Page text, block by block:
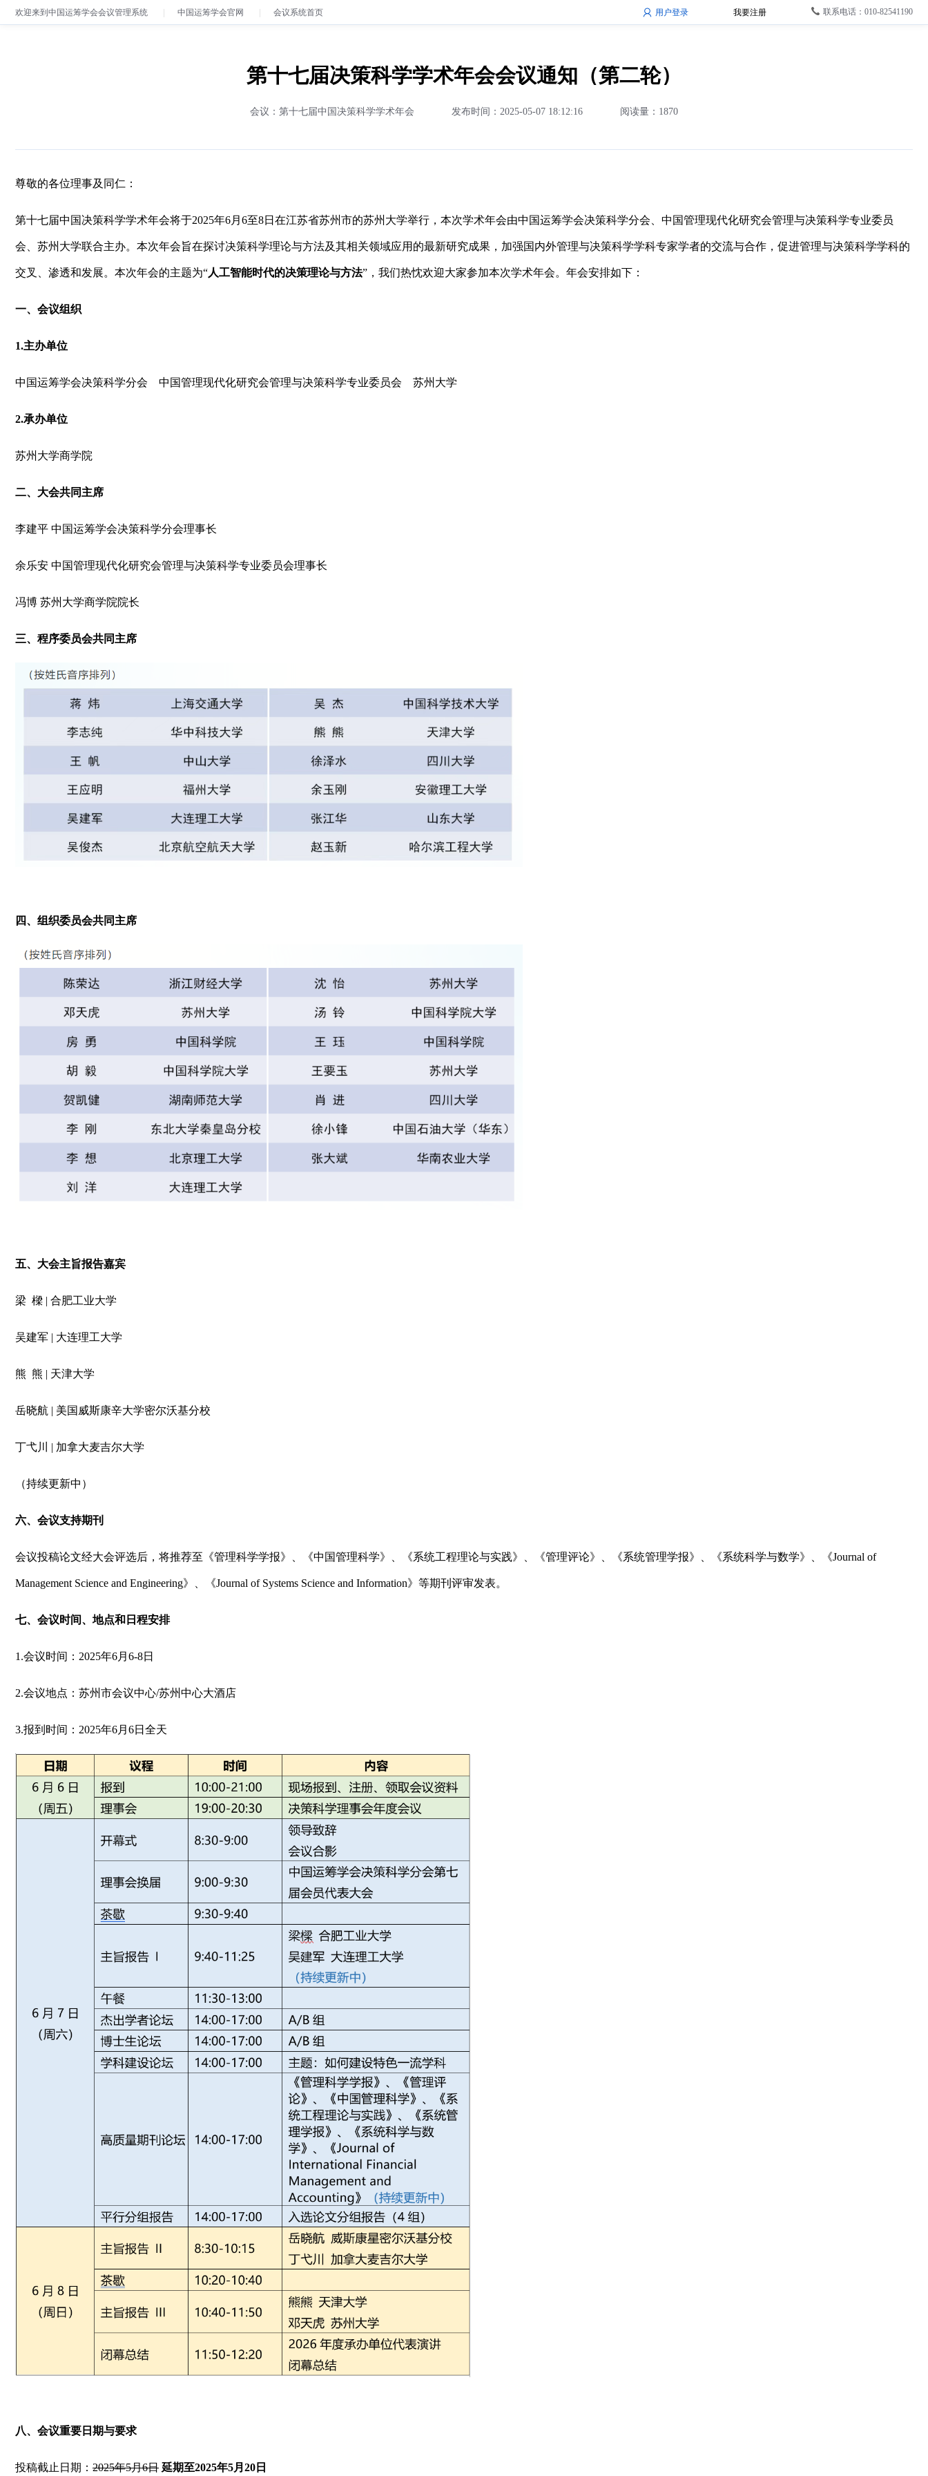
欢迎来到中国运筹学会会议管理系统 中国运筹学会官网 会议系统首页 用户登录 我要注册 联系电话：010-82541190
第十七届决策科学学术年会会议通知（第二轮）
会议：第十七届中国决策科学学术年会 发布时间：2025-05-07 18:12:16 阅读量：1870
尊敬的各位理事及同仁：
第十七届中国决策科学学术年会将于2025年6月6至8日在江苏省苏州市的苏州大学举行，本次学术年会由中国运筹学会决策科学分会、中国管理现代化研究会管理与决策科学专业委员
会、苏州大学联合主办。本次年会旨在探讨决策科学理论与方法及其相关领域应用的最新研究成果，加强国内外管理与决策科学学科专家学者的交流与合作，促进管理与决策科学学科的
交叉、渗透和发展。本次年会的主题为“人工智能时代的决策理论与方法”，我们热忱欢迎大家参加本次学术年会。年会安排如下：
一、会议组织
1.主办单位
中国运筹学会决策科学分会 中国管理现代化研究会管理与决策科学专业委员会 苏州大学
2.承办单位
苏州大学商学院
二、大会共同主席
李建平 中国运筹学会决策科学分会理事长
余乐安 中国管理现代化研究会管理与决策科学专业委员会理事长
冯博 苏州大学商学院院长
三、程序委员会共同主席
四、组织委员会共同主席
五、大会主旨报告嘉宾
梁 樑 | 合肥工业大学
吴建军 | 大连理工大学
熊 熊 | 天津大学
岳晓航 | 美国威斯康辛大学密尔沃基分校
丁弋川 | 加拿大麦吉尔大学
（持续更新中）
六、会议支持期刊
会议投稿论文经大会评选后，将推荐至《管理科学学报》、《中国管理科学》、《系统工程理论与实践》、《管理评论》、《系统管理学报》、《系统科学与数学》、《Journal of
Management Science and Engineering》、《Journal of Systems Science and Information》等期刊评审发表。
七、会议时间、地点和日程安排
1.会议时间：2025年6月6-8日
2.会议地点：苏州市会议中心/苏州中心大酒店
3.报到时间：2025年6月6日全天
八、会议重要日期与要求
投稿截止日期： 2025年5月6日 延期至2025年5月20日